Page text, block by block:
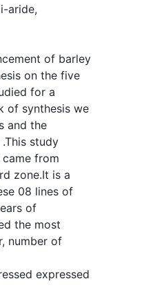
aride,
of barley
on the five
for a
of synthesis we
and the
study
from
zone.It is a
08 lines of
of
the most
number of
expressed